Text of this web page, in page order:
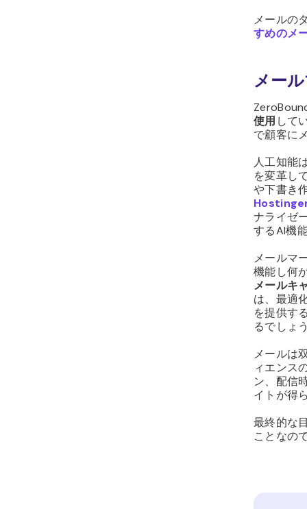
メールの
すめのメ
メー
使用 して
で顧客に
人工知能
を変革し
や下書き
ナライゼ
するAI機
メールマ
機能し何
メールキ
は、最適
を提供す
るでしょ
メールは
ィエンス
ン、配信
イトが得
最終的な
ことなの